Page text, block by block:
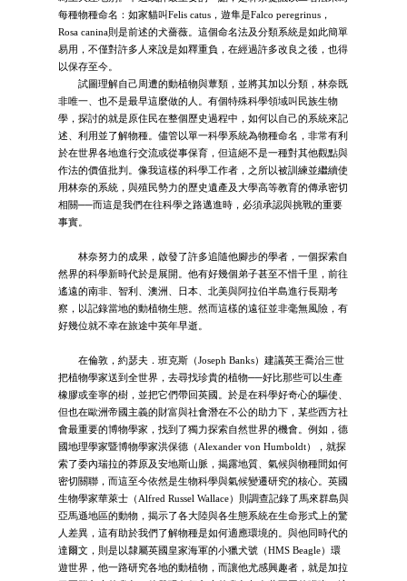
每種物種命名：如家貓叫Felis catus，遊隼是Falco peregrinus，
Rosa canina則是前述的犬薔薇。這個命名法及分類系統是如此簡單
易用，不僅對許多人來說是如釋重負，在經過許多改良之後，也得
以保存至今。
試圖理解自己周遭的動植物與蕈類，並將其加以分類，林奈既
非唯一、也不是最早這麼做的人。有個特殊科學領域叫民族生物
學，探討的就是原住民在整個歷史過程中，如何以自己的系統來記
述、利用並了解物種。儘管以單一科學系統為物種命名，非常有利
於在世界各地進行交流或從事保育，但這絕不是一種對其他觀點與
作法的價值批判。像我這樣的科學工作者，之所以被訓練並繼續使
用林奈的系統，與殖民勢力的歷史遺產及大學高等教育的傳承密切
相關──而這是我們在往科學之路邁進時，必須承認與挑戰的重要
事實。
林奈努力的成果，啟發了許多追隨他腳步的學者，一個探索自
然界的科學新時代於是展開。他有好幾個弟子甚至不惜千里，前往
遙遠的南非、智利、澳洲、日本、北美與阿拉伯半島進行長期考
察，以記錄當地的動植物生態。然而這樣的遠征並非毫無風險，有
好幾位就不幸在旅途中英年早逝。
在倫敦，約瑟夫．班克斯（Joseph Banks）建議英王喬治三世
把植物學家送到全世界，去尋找珍貴的植物──好比那些可以生產
橡膠或奎寧的樹，並把它們帶回英國。於是在科學好奇心的驅使、
但也在歐洲帝國主義的財富與社會潛在不公的助力下，某些西方社
會最重要的博物學家，找到了獨力探索自然世界的機會。例如，德
國地理學家暨博物學家洪保德（Alexander von Humboldt），就探
索了委內瑞拉的莽原及安地斯山脈，揭露地質、氣候與物種間如何
密切關聯，而這至今依然是生物科學與氣候變遷研究的核心。英國
生物學家華萊士（Alfred Russel Wallace）則調查記錄了馬來群島與
亞馬遜地區的動物，揭示了各大陸與各生態系統在生命形式上的驚
人差異，這有助於我們了解物種是如何適應環境的。與他同時代的
達爾文，則是以隸屬英國皇家海軍的小獵犬號（HMS Beagle）環
遊世界，他一路研究各地的動植物，而讓他尤感興趣者，就是加拉